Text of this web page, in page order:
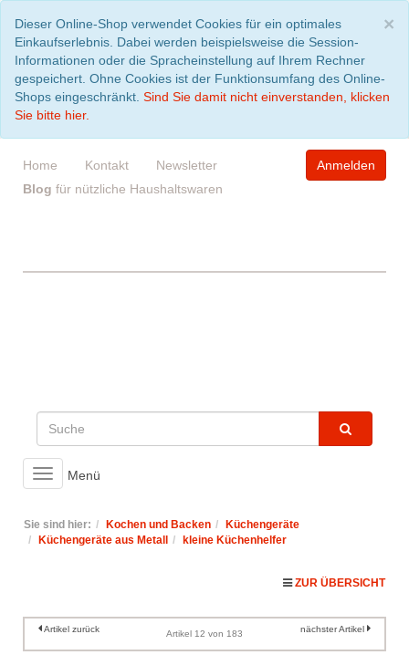
×
Dieser Online-Shop verwendet Cookies für ein optimales
Einkaufserlebnis. Dabei werden beispielsweise die Session-
Informationen oder die Spracheinstellung auf Ihrem Rechner
gespeichert. Ohne Cookies ist der Funktionsumfang des Online-
Shops eingeschränkt. Sind Sie damit nicht einverstanden, klicken
Sie bitte hier.
Home Kontakt
Newsletter
Blog für nützliche Haushaltswaren
Anmelden
Toggle
navigation
Menü
Sie sind hier: Kochen und Backen
Küchengeräte
Küchengeräte aus Metall
kleine Küchenhelfer
ZUR ÜBERSICHT
Artikel zurück Artikel 12 von 183 nächster Artikel